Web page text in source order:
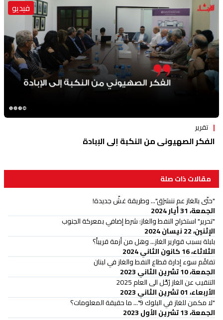
فيديو
تقرير
الفكر الصهيوني من النكبة إلى الإبادة
مقالات ذات صلة
"حتّى بالغاز عم ننسَرَق"... وطريقة غشّ جديدة!
الجمعة، 31 أيار 2024
"تحرير" استخراج النفط والغاز: شرط إضافي بمعركة الجنوب
الإثنين، 22 نيسان 2024
بلبلة بسبب قوارير الغاز... وهل من أزمة قريباً؟
الثلاثاء، 16 كانون الثاني 2024
تفاقُم سوء إدارة قطاع النفط والغاز في لبنان
الجمعة، 10 تشرين الثاني 2023
التنقيب عن الغاز رُحِّل الى العام 2025
الأربعاء، 01 تشرين الثاني 2023
"لا مكمن للغاز في البلوك 9"... ما حقيقة المعلومات؟
الجمعة، 13 تشرين الأول 2023